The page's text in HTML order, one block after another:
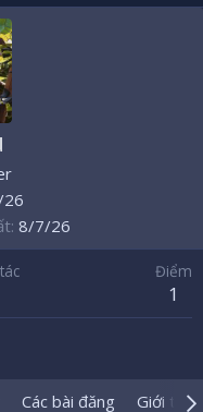
8/7/26
Điểm
1
Các bài đăng Giới